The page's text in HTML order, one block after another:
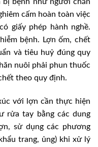
cấm hoàn toàn việc
giấy phép hành nghề.
bệnh. Lợn ốm, chết
và tiêu huỷ đúng quy
nuôi phải phun thuốc
theo quy định.
với lợn cần thực hiện
rửa tay bằng các dung
sử dụng các phương
trang, ủng) khi xử lý